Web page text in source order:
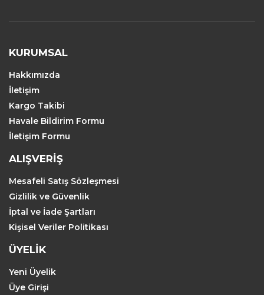
KURUMSAL
Hakkımızda
İletişim
Kargo Takibi
Havale Bildirim Formu
İletişim Formu
ALIŞVERİŞ
Mesafeli Satış Sözleşmesi
Gizlilik ve Güvenlik
İptal ve İade Şartları
Kişisel Veriler Politikası
ÜYELİK
Yeni Üyelik
Üye Girişi